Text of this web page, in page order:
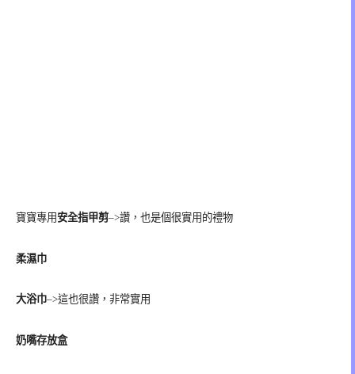
寶寶專用 安全指甲剪–>讚，也是個很實用的禮物
柔濕巾
大浴巾–>這也很讚，非常實用
奶嘴存放盒